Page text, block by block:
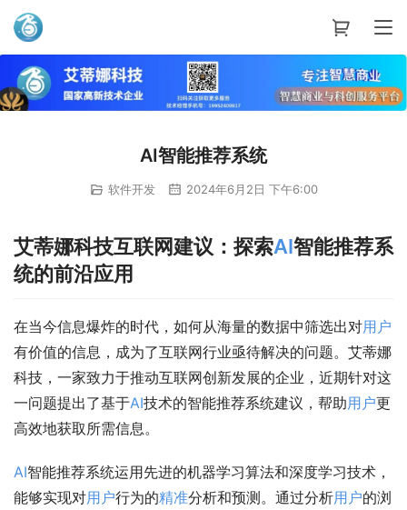
艾蒂娜科技
AI智能推荐系统
软件开发 2024年6月2日 下午6:00
艾蒂娜科技互联网建议：探索AI智能推荐系
统的前沿应用
在当今信息爆炸的时代，如何从海量的数据中筛选出对用户
有价值的信息，成为了互联网行业亟待解决的问题。艾蒂娜
科技，一家致力于推动互联网创新发展的企业，近期针对这
一问题提出了基于AI技术的智能推荐系统建议，帮助用户更
高效地获取所需信息。
AI智能推荐系统运用先进的机器学习算法和深度学习技术，
能够实现对用户行为的精准分析和预测。通过分析用户的浏